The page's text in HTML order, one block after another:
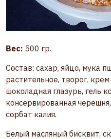
Вес: 500 гр.
Состав: сахар, яйцо, мука
растительное, творог,
шоколадная глазурь, гель
консервированная
сорбат калия.
Белый масляный бисквит,